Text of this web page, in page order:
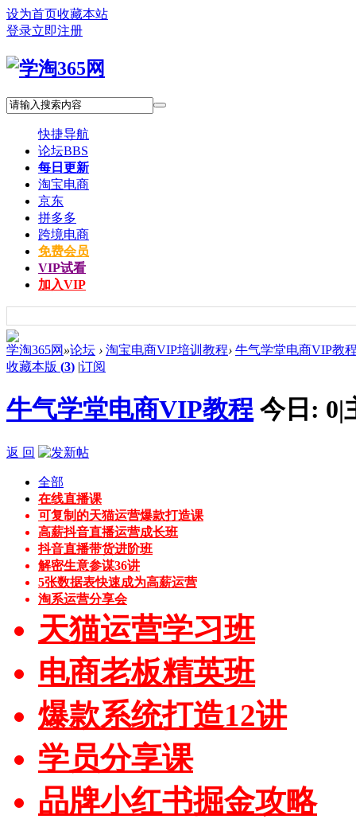
设为首页收藏本站
登录立即注册
快捷导航
论坛BBS
每日更新
淘宝电商
京东
拼多多
跨境电商
免费会员
VIP试看
加入VIP
学淘365网 »论坛 › 淘宝电商VIP培训教程› 牛气学堂电商VIP教
收藏本版 (3) |订阅
牛气学堂电商VIP教程 今日: 0|
返 回
全部
在线直播课
可复制的天猫运营爆款打造课
高薪抖音直播运营成长班
抖音直播带货进阶班
解密生意参谋36讲
5张数据表快速成为高薪运营
淘系运营分享会
天猫运营学习班
电商老板精英班
爆款系统打造12讲
学员分享课
品牌小红书掘金攻略